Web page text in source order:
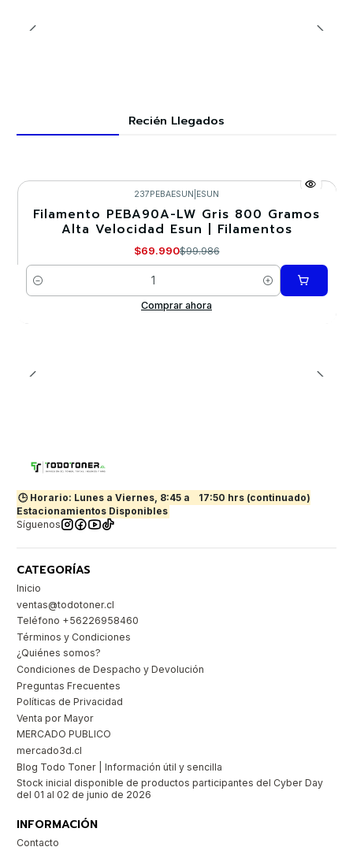
Recién Llegados
-30%
237PEBAESUN ESUN
Filamento PEBA90A-LW Gris 800 Gramos
Alta Velocidad Esun | Filamentos
$69.990$99.986
Cantidad
Comprar ahora
🕒 Horario: Lunes a Viernes, 8:45 a
17:50 hrs (continuado)
Estacionamientos Disponibles
Síguenos
CATEGORÍAS
Inicio
ventas@todotoner.cl
Teléfono +56226958460
Términos y Condiciones
¿Quiénes somos?
Condiciones de Despacho y Devolución
Preguntas Frecuentes
Políticas de Privacidad
Venta por Mayor
MERCADO PUBLICO
mercado3d.cl
Blog Todo Toner | Información útil y sencilla
Stock inicial disponible de productos participantes del Cyber Day
del 01 al 02 de junio de 2026
INFORMACIÓN
Contacto